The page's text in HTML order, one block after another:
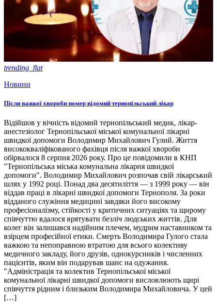
trending_flat
Новини
Після важкої хвороби помер відомий тернопільський лікар
Відійшов у вічність відомий тернопільський медик, лікар-
анестезіолог Тернопільської міської комунальної лікарні
швидкої допомоги Володимир Михайлович Гулий. Життя
висококваліфікованого фахівця після важкої хвороби
обірвалося 8 серпня 2026 року. Про це повідомили в КНП
"Тернопільська міська комунальна лікарня швидкої
допомоги". Володимир Михайлович розпочав свій лікарський
шлях у 1992 році. Понад два десятиліття — з 1999 року — він
віддав праці в лікарні швидкої допомоги Тернополя. За роки
відданого служіння медицині завдяки його високому
професіоналізму, стійкості у критичних ситуаціях та щирому
співчуттю вдалося врятувати безліч людських життів. Для
колег він залишався надійним плечем, мудрим наставником та
взірцем професійної етики. Смерть Володимира Гулого стала
важкою та непоправною втратою для всього колективу
медичного закладу, його друзів, однокурсників і численних
пацієнтів, яким він подарував шанс на одужання.
"Адміністрація та колектив Тернопільської міської
комунальної лікарні швидкої допомоги висловлюють щирі
співчуття рідним і близьким Володимира Михайловича. У цей
[…]